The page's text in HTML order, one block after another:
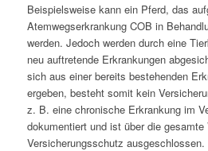
Beispielsweise kann ein Pferd, das
Atemwegserkrankung COB in
werden. Jedoch werden durch eine
neu auftretende Erkrankungen
sich aus einer bereits bestehenden
ergeben, besteht somit kein
z. B. eine chronische Erkrankung im
dokumentiert und ist über die
Versicherungsschutz ausgeschlossen.